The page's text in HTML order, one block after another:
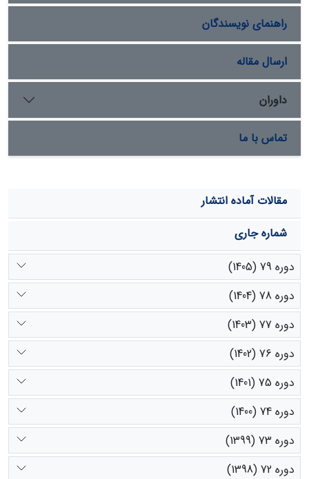
راهنمای نویسندگان
ارسال مقاله
داوران
تماس با ما
مقالات آماده انتشار
شماره جاری
دوره 79 (1405)
دوره 78 (1404)
دوره 77 (1403)
دوره 76 (1402)
دوره 75 (1401)
دوره 74 (1400)
دوره 73 (1399)
دوره 72 (1398)